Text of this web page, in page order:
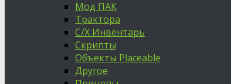
Мод ПАК
Трактора
С/Х Инвентарь
Скрипты
Объекты Placeable
Другое